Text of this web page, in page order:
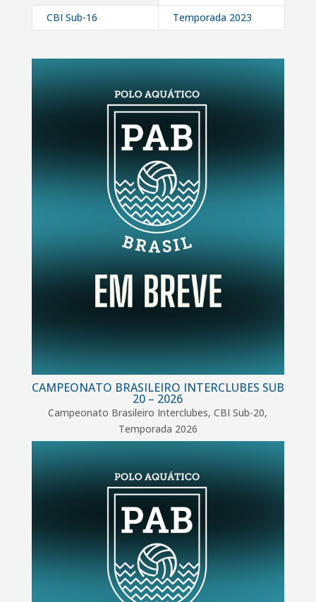
CBI Sub-16
Temporada 2023
CAMPEONATO BRASILEIRO INTERCLUBES SUB
20 – 2026
Campeonato Brasileiro Interclubes,CBI Sub-20,
Temporada 2026